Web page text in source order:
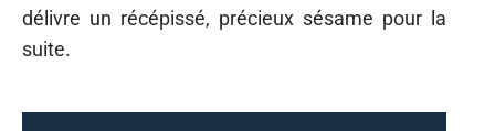
délivre un récépissé, précieux sésame pour la
suite.